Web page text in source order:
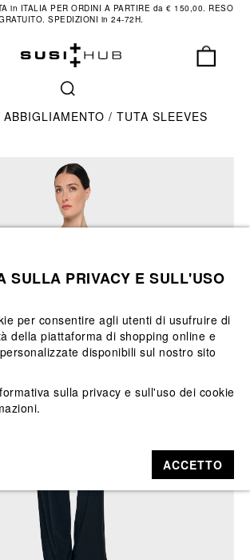
in ITALIA PER ORDINI A PARTIRE da € 150,00. RESO
SPEDIZIONI in 24-72H.
ABBIGLIAMENTO TUTA SLEEVES
SULLA PRIVACY E SULL'USO
per consentire agli utenti di usufruire di
della piattaforma di shopping online e
disponibili sul nostro sito
sulla privacy e sull'uso dei cookie
ACCETTO